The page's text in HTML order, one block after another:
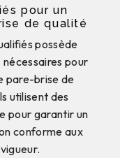
pour un
de qualité
possède
pour
pare-brise de
utilisent des
pour garantir un
conforme aux